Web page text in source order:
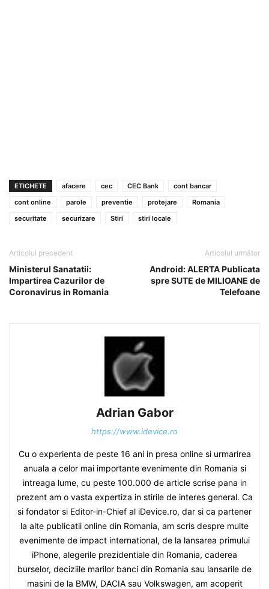
ETICHETE afacere cec CEC Bank
cont bancar
cont online
parole preventie protejare
Romania
securitate
securizare Stiri stiri locale
Articolul precedent
Ministerul Sanatatii:
Impartirea Cazurilor de
Coronavirus in Romania
Articolul următor
Android: ALERTA Publicata
spre SUTE de MILIOANE de
Telefoane
Adrian Gabor
https://www.idevice.ro
Cu o experienta de peste 16 ani in presa online si urmarirea
anuala a celor mai importante evenimente din Romania si
intreaga lume, cu peste 100.000 de article scrise pana in
prezent am o vasta expertiza in stirile de interes general. Ca
si fondator si Editor-in-Chief al iDevice.ro, dar si ca partener
la alte publicatii online din Romania, am scris despre multe
evenimente de impact international, de la lansarea primului
iPhone, alegerile prezidentiale din Romania, caderea
burselor, deciziile marilor banci din Romania sau lansarile de
masini de la BMW, DACIA sau Volkswagen, am acoperit